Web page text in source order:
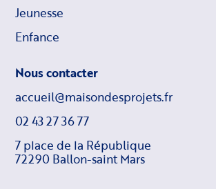
Jeunesse
Enfance
Nous contacter
accueil@maisondesprojets.fr
02 43 27 36 77
7 place de la République
72290 Ballon-saint Mars